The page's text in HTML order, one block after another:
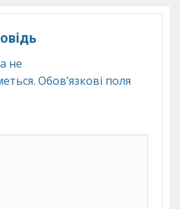
не
Обов’язкові поля